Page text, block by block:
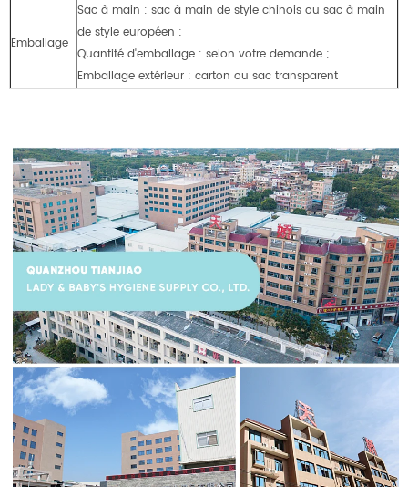
Emballage
Sac à main : sac à main de style chinois ou sac à main
de style européen ;
Quantité d'emballage : selon votre demande ;
Emballage extérieur : carton ou sac transparent